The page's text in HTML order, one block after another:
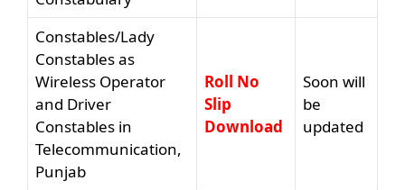
Constables/Lady
Constables as
Wireless Operator
and Driver
Constables in
Telecommunication,
Punjab
Roll No
Slip
Download
Soon will
be
updated